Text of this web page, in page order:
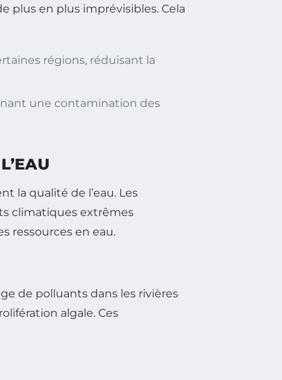
plus en plus imprévisibles. Cela
régions, réduisant la
une contamination des
la qualité de l’eau. Les
climatiques extrêmes
ressources en eau.
de polluants dans les rivières
algale. Ces